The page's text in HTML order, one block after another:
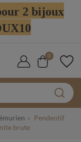
2 bijoux
0
Pendentif
brute